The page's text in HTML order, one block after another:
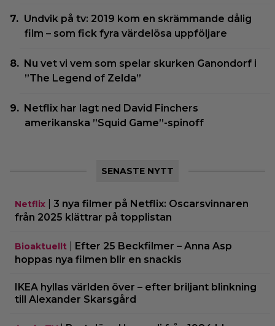
Undvik på tv: 2019 kom en skrämmande dålig
film – som fick fyra värdelösa uppföljare
Nu vet vi vem som spelar skurken Ganondorf i
”The Legend of Zelda”
Netflix har lagt ned David Finchers
amerikanska ”Squid Game”-spinoff
SENASTE NYTT
Netflix
3 nya filmer på Netflix: Oscarsvinnaren
från 2025 klättrar på topplistan
Bioaktuellt
Efter 25 Beckfilmer – Anna Asp
hoppas nya filmen blir en snackis
IKEA hyllas världen över – efter briljant blinkning
till Alexander Skarsgård